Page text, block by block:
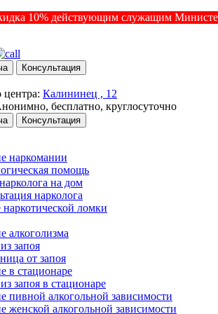
10% действующим служащим
Консультация
центра: Калининец , 12
бесплатно, круглосуточно
Консультация
наркомании
помощь
на дом
нарколога
ломки
алкоголизма
запоя
от запоя
в стационаре
запоя в стационаре
пивной алкогольной зависимости
женской алкогольной зависимости